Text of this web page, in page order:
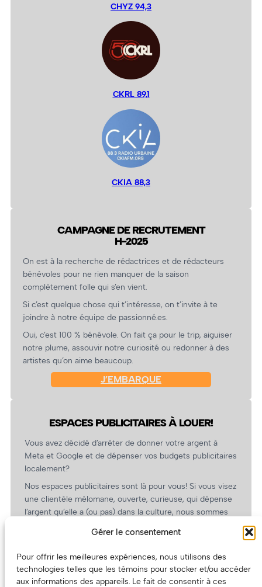
Gérer le consentement
Pour offrir les meilleures expériences, nous utilisons des
technologies telles que les témoins pour stocker et/ou accéder
aux informations des appareils. Le fait de consentir à ces
CHYZ 94,3
CKRL 89,1
CKIA 88,3
CAMPAGNE DE RECRUTEMENT
H-2025
On est à la recherche de rédactrices et de rédacteurs
bénévoles pour ne rien manquer de la saison
complètement folle qui s’en vient.
Si c’est quelque chose qui t’intéresse, on t’invite à te
joindre à notre équipe de passionné.es.
Oui, c’est 100 % bénévole. On fait ça pour le trip, aiguiser
notre plume, assouvir notre curiosité ou redonner à des
artistes qu’on aime beaucoup.
J’EMBARQUE
ESPACES PUBLICITAIRES À LOUER!
Vous avez décidé d’arrêter de donner votre argent à
Meta et Google et de dépenser vos budgets publicitaires
localement?
Nos espaces publicitaires sont là pour vous! Si vous visez
une clientèle mélomane, ouverte, curieuse, qui dépense
l’argent qu’elle a (ou pas) dans la culture, nous sommes
revient.
(Oui, on va avoir des tarifs spéciaux pour vous, les